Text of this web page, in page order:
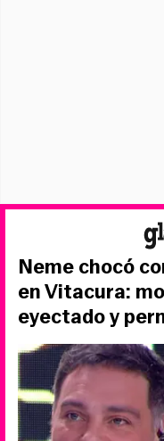
Neme chocó
en Vitacura:
eyectado y